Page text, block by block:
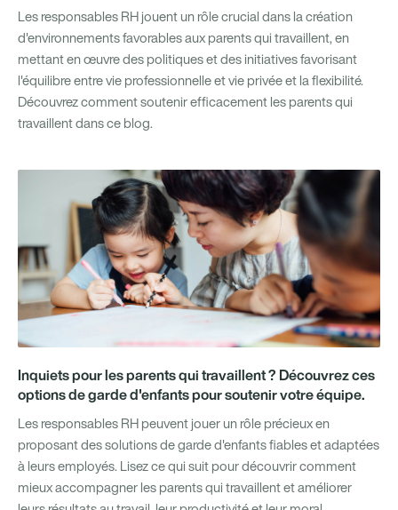
Les responsables RH jouent un rôle crucial dans la création
d'environnements favorables aux parents qui travaillent, en
mettant en œuvre des politiques et des initiatives favorisant
l'équilibre entre vie professionnelle et vie privée et la flexibilité.
Découvrez comment soutenir efficacement les parents qui
travaillent dans ce blog.
Inquiets pour les parents qui travaillent ? Découvrez ces
options de garde d'enfants pour soutenir votre équipe.
Les responsables RH peuvent jouer un rôle précieux en
proposant des solutions de garde d'enfants fiables et adaptées
à leurs employés. Lisez ce qui suit pour découvrir comment
mieux accompagner les parents qui travaillent et améliorer